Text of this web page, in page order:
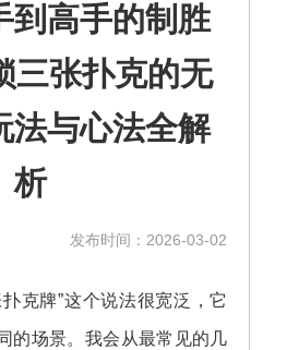
到高手的制胜
三张扑克的无
法与心法全解
析
发布时间：2026-03-02
克牌”这个说法很宽泛，它
的场景。我会从最常见的几